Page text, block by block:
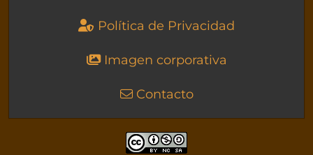
Política de Privacidad
Imagen corporativa
Contacto